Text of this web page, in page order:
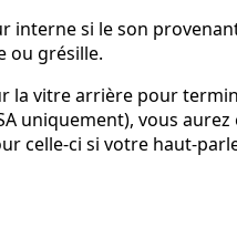
interne si le son
ou grésille.
la vitre arrière pour
uniquement), vous
celle-ci si votre haut-